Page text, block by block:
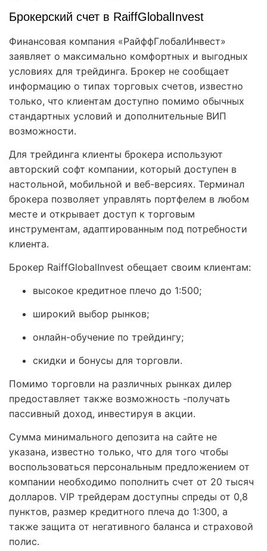
Брокерский счет в RaiffGlobalInvest
Финансовая компания «РайффГлобалИнвест»
заявляет о максимально комфортных и выгодных
условиях для трейдинга. Брокер не сообщает
информацию о типах торговых счетов, известно
только, что клиентам доступно помимо обычных
стандартных условий и дополнительные ВИП
возможности.
Для трейдинга клиенты брокера используют
авторский софт компании, который доступен в
настольной, мобильной и веб-версиях. Терминал
брокера позволяет управлять портфелем в любом
месте и открывает доступ к торговым
инструментам, адаптированным под потребности
клиента.
Брокер RaiffGlobalInvest обещает своим клиентам:
высокое кредитное плечо до 1:500;
широкий выбор рынков;
онлайн-обучение по трейдингу;
скидки и бонусы для торговли.
Помимо торговли на различных рынках дилер
предоставляет также возможность -получать
пассивный доход, инвестируя в акции.
Сумма минимального депозита на сайте не
указана, известно только, что для того чтобы
воспользоваться персональным предложением от
компании необходимо пополнить счет от 20 тысяч
долларов. VIP трейдерам доступны спреды от 0,8
пунктов, размер кредитного плеча до 1:300, а
также защита от негативного баланса и страховой
полис.